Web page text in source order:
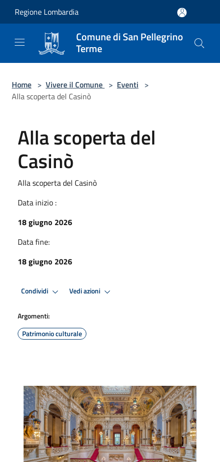
Regione Lombardia
Comune di San Pellegrino
Terme
Home > Vivere il Comune > Eventi >
Alla scoperta del Casinò
Alla scoperta del
Casinò
Alla scoperta del Casinò
Data inizio :
18 giugno 2026
Data fine:
18 giugno 2026
Condividi Vedi azioni
Argomenti:
Patrimonio culturale